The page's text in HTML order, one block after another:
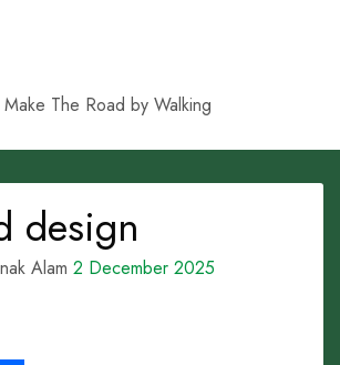
The Road by Walking
design
Alam 2 December 2025